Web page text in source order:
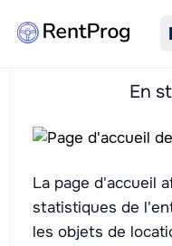
En
La page d'accueil
statistiques de
les objets de